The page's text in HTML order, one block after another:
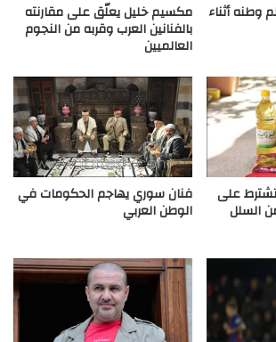
وطنه أثناء مكسيم خليل يعلّق على مقارنته
بالفنانين العرب وقربه من النجوم
العالميين
تشترط على
السلل
فنان سوري يهاجم الحكومات في
الوطن العربي